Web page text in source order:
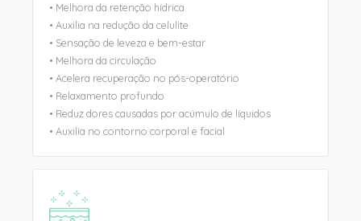
• Melhora da retenção hídrica
• Auxilia na redução da celulite
• Sensação de leveza e bem-estar
• Melhora da circulação
• Acelera recuperação no pós-operatório
• Relaxamento profundo
• Reduz dores causadas por acúmulo de líquidos
• Auxilia no contorno corporal e facial